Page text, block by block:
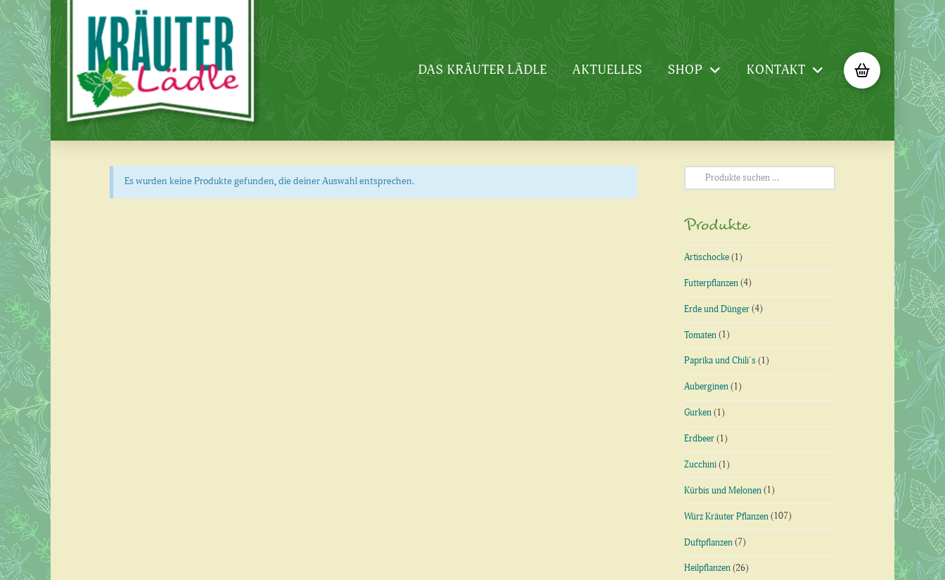
DAS KRÄUTER LÄDLE AKTUELLES SHOP KONTAKT
Es wurden keine Produkte gefunden, die deiner Auswahl entsprechen.
Suchen
nach:
Produkte
Artischocke (1)
Futterpflanzen (4)
Erde und Dünger (4)
Tomaten (1)
Paprika und Chili´s (1)
Auberginen (1)
Gurken (1)
Erdbeer (1)
Zucchini (1)
Kürbis und Melonen (1)
Würz Kräuter Pflanzen (107)
Duftpflanzen (7)
Heilpflanzen (26)